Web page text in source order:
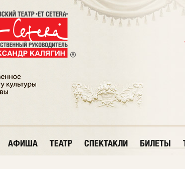
АФИША ТЕАТР СПЕКТАКЛИ БИЛЕТЫ